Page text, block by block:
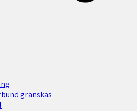
granskas​